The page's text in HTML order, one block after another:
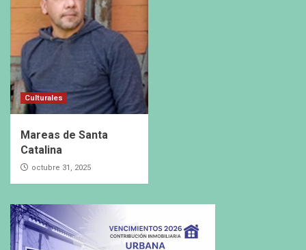
Culturales
Mareas de Santa
Catalina
octubre 31, 2025